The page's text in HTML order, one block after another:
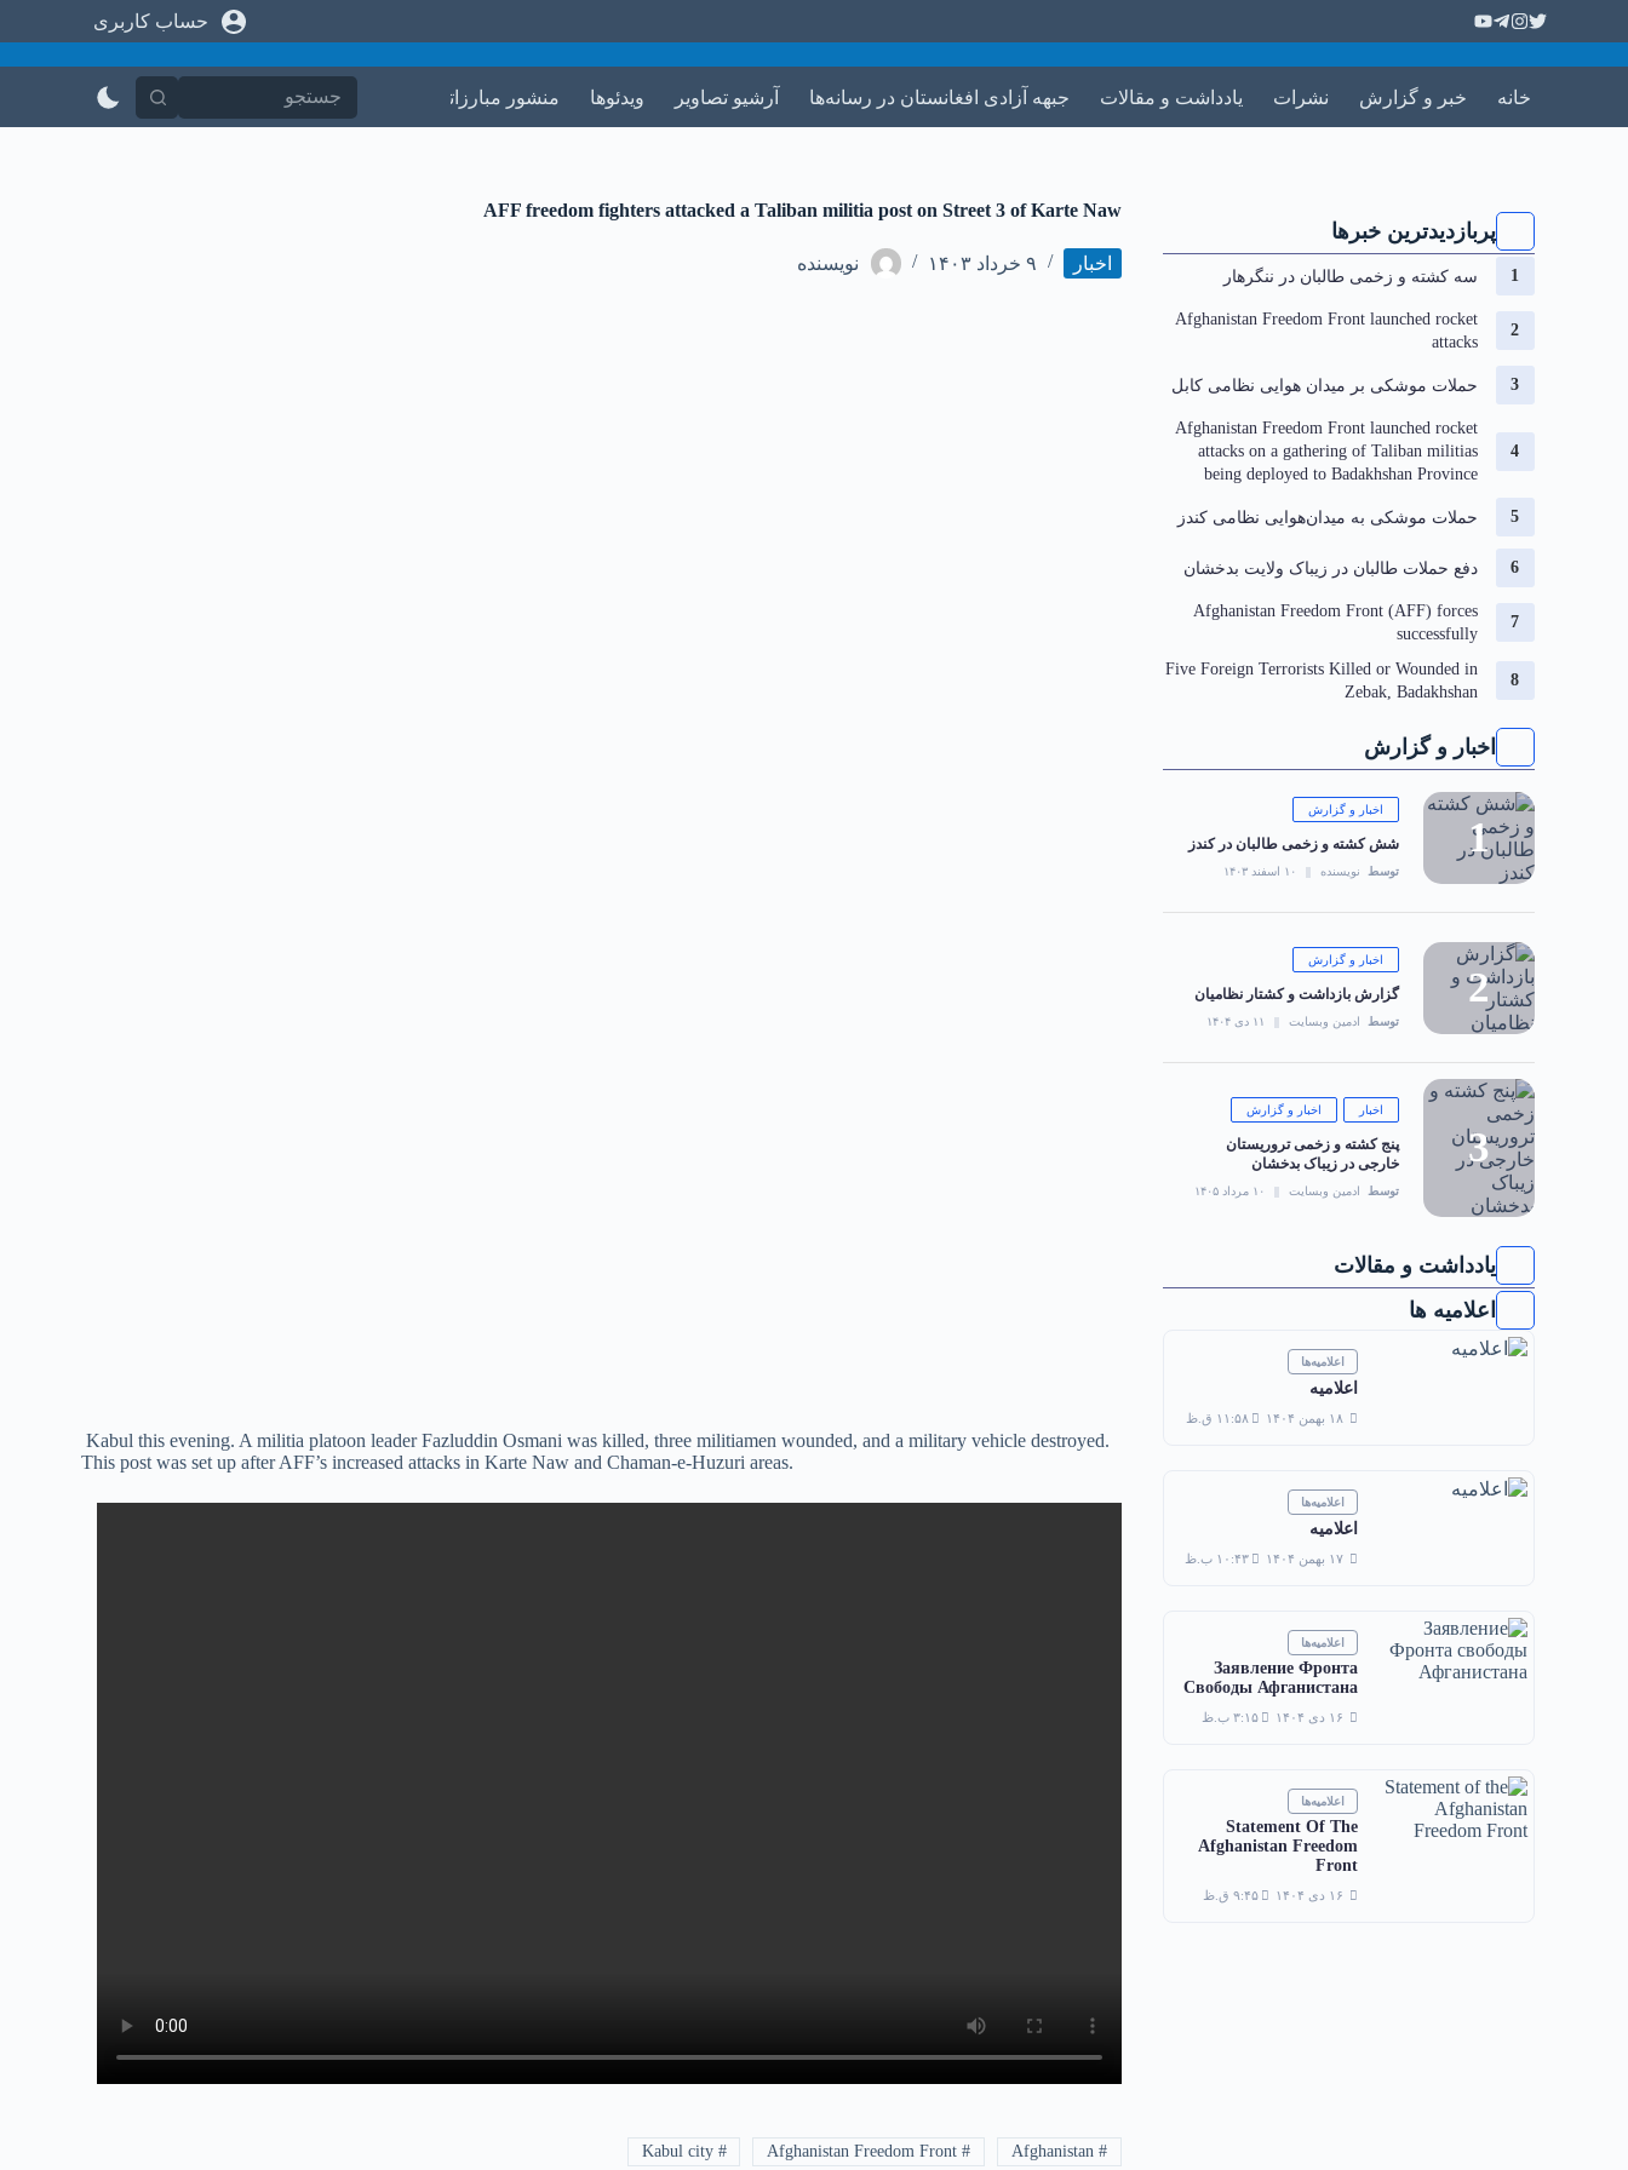
ر
ش
حساب کاربری
خانه خبر و گزارش نشرات یادداشت و مقالات جبهه آزادی افغانستان در رسانه‌ها آرشیو تصاویر ویدئوها منشور مبارزاتی در باره ما تماس با ما
AFF freedom fighters attacked a Taliban militia post on Street 3 of Karte Naw
اخبار ۹ خرداد ۱۴۰۳ نویسنده
Kabul this evening. A militia platoon leader Fazluddin Osmani was killed, three militiamen wounded, and a military vehicle destroyed.
This post was set up after AFF’s increased attacks in Karte Naw and Chaman-e-Huzuri areas.
# Afghanistan
# Afghanistan Freedom Front
# Kabul city
پربازدیدترین خبرها
سه کشته و زخمی طالبان در ننگرهار
Afghanistan Freedom Front launched rocket
attacks
حملات موشکی بر میدان هوایی نظامی کابل
Afghanistan Freedom Front launched rocket
attacks on a gathering of Taliban militias
being deployed to Badakhshan Province
حملات موشکی به میدان‌هوایی نظامی کندز
دفع حملات طالبان در زیباک ولایت بدخشان
Afghanistan Freedom Front (AFF) forces
successfully
Five Foreign Terrorists Killed or Wounded in
Zebak, Badakhshan
اخبار و گزارش
اخبار و گزارش
شش کشته و زخمی طالبان در کندز
توسط نویسنده ۱۰ اسفند ۱۴۰۳
اخبار و گزارش
گزارش بازداشت و کشتار نظامیان
توسط ادمین وبسایت ۱۱ دی ۱۴۰۴
اخبار اخبار و گزارش
‏پنج کشته و زخمی تروریستان
خارجی در زیباک بدخشان
توسط ادمین وبسایت ۱۰ مرداد ۱۴۰۵
یادداشت و مقالات
اعلامیه ها
اعلامیه‌ها
اعلامیه
۱۸ بهمن ۱۴۰۴ ۱۱:۵۸ ق.ظ
اعلامیه‌ها
اعلامیه
۱۷ بهمن ۱۴۰۴ ۱۰:۴۳ ب.ظ
اعلامیه‌ها
Заявление Фронта
Свободы Афганистана
۱۶ دی ۱۴۰۴ ۳:۱۵ ب.ظ
اعلامیه‌ها
Statement Of The
Afghanistan Freedom
Front
۱۶ دی ۱۴۰۴ ۹:۴۵ ق.ظ